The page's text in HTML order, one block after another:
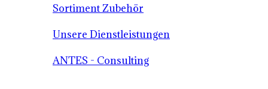
Sortiment Zubehör
Unsere Dienstleistungen
ANTES - Consulting